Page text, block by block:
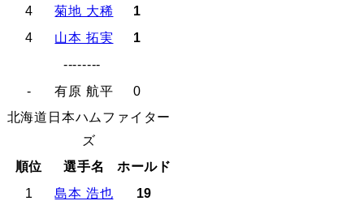
4
菊地 大稀
1
4
山本 拓実
1
--------
-
有原 航平
0
北海道日本ハムファイター
ズ
順位
選手名
ホールド
1
島本 浩也
19